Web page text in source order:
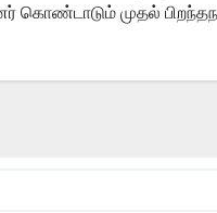
கொண்டாடும் முதல்